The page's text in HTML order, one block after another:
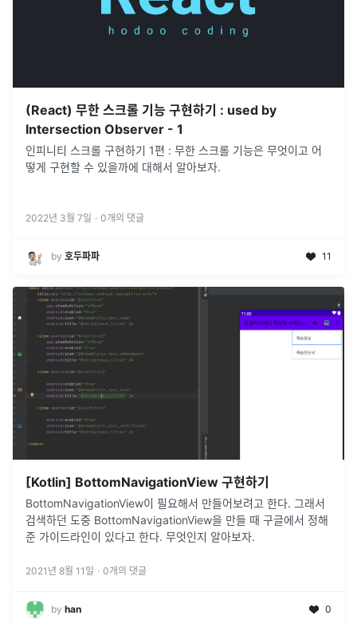
(React) 무한 스크롤 기능 구현하기 : used by
Intersection Observer - 1
인피니티 스크롤 구현하기 1편 : 무한 스크롤 기능은 무엇이고 어
떻게 구현할 수 있을까에 대해서 알아보자.
2022년 3월 7일 · 0개의 댓글
by 호두파파 11
[Kotlin] BottomNavigationView 구현하기
BottomNavigationView이 필요해서 만들어보려고 한다. 그래서
검색하던 도중 BottomNavigationView을 만들 때 구글에서 정해
준 가이드라인이 있다고 한다. 무엇인지 알아보자.
2021년 8월 11일 · 0개의 댓글
by han 0